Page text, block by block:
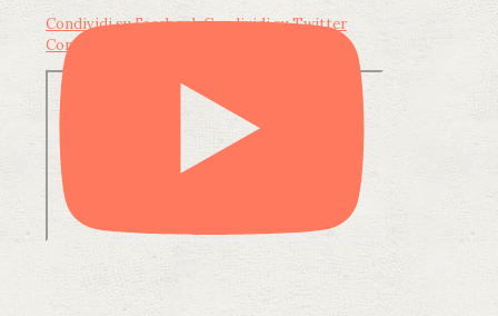
Condividi su FacebookCondividi su Twitter
Condividi su LinkedIn